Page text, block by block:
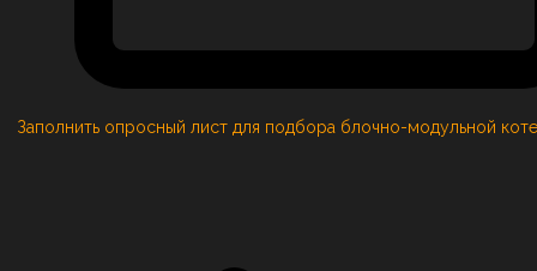
Заполнить опросный лист для подбора блочно-модульной